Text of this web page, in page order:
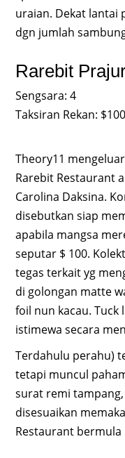
uraian. Dekat lantai
dgn jumlah
Rarebit
Sengsara: 4
Taksiran Rekan: $100
Theory11
Rarebit Restaurant
Carolina Daksina.
disebutkan siap
apabila mangsa
seputar $ 100.
tegas terkait yg
di golongan matte
foil nun kacau. Tuck
istimewa secara
Terdahulu perahu)
tetapi muncul
surat remi
disesuaikan
Restaurant bermula